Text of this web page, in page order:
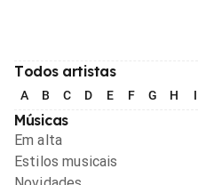
Todos artistas
A B C D E F G H I
Músicas
Em alta
Estilos musicais